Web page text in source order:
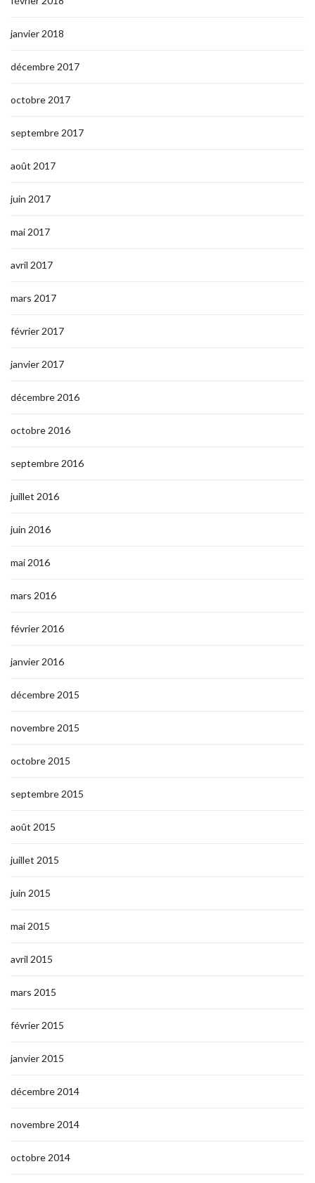
janvier 2018
décembre 2017
octobre 2017
septembre 2017
août 2017
juin 2017
mai 2017
avril 2017
mars 2017
février 2017
janvier 2017
décembre 2016
octobre 2016
septembre 2016
juillet 2016
juin 2016
mai 2016
mars 2016
février 2016
janvier 2016
décembre 2015
novembre 2015
octobre 2015
septembre 2015
août 2015
juillet 2015
juin 2015
mai 2015
avril 2015
mars 2015
février 2015
janvier 2015
décembre 2014
novembre 2014
octobre 2014